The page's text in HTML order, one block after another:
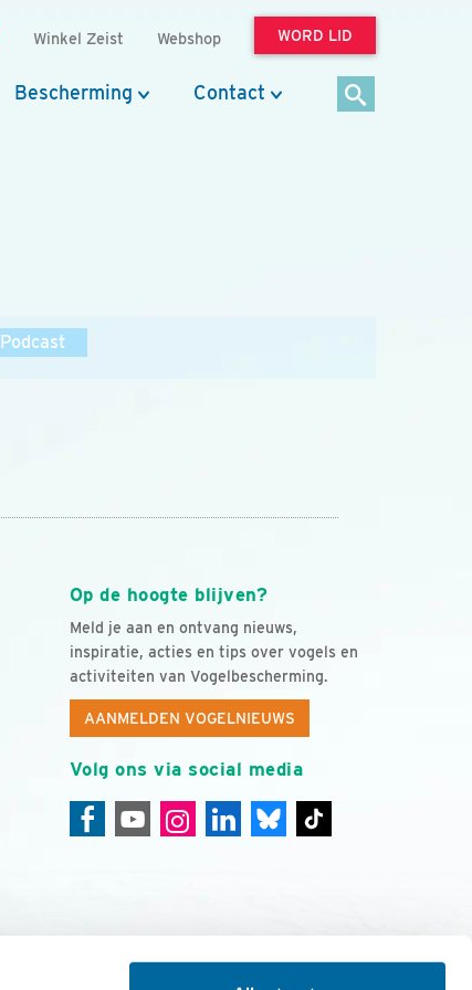
Winkel Zeist Webshop WORD LID
Bescherming Contact
Podcast
Op de hoogte blijven?
Meld je aan en ontvang nieuws,
inspiratie, acties en tips over vogels en
activiteiten van Vogelbescherming.
AANMELDEN VOGELNIEUWS
Volg ons via social media